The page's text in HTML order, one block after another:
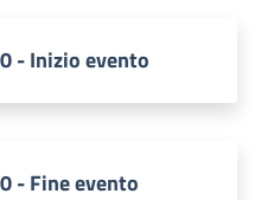
- Inizio evento
- Fine evento